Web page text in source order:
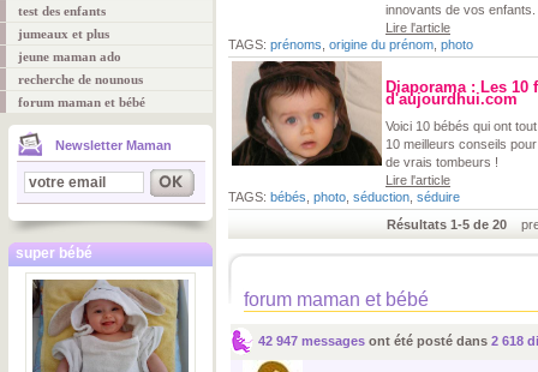
test des enfants
jumeaux et plus
jeune maman ado
recherche de nounous
forum maman et bébé
Newsletter Maman
super bébé
innovants de vos enfants.
Lire l'article
TAGS: prénoms origine du prénom photo
Diaporama : Les 10
d'aujourdhui.com
Voici 10 bébés qui ont
10 meilleurs conseils
de vrais tombeurs !
Lire l'article
TAGS: bébés photo séduction séduire
Résultats 1-5 de 20
forum maman et bébé
42 947 messages ont été posté dans 2 618